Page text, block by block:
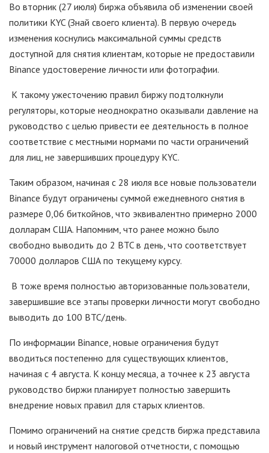
Во вторник (27 июля) биржа объявила об изменении своей
политики KYC (Знай своего клиента). В первую очередь
изменения коснулись максимальной суммы средств
доступной для снятия клиентам, которые не предоставили
Binance удостоверение личности или фотографии.
К такому ужесточению правил биржу подтолкнули
регуляторы, которые неоднократно оказывали давление на
руководство с целью привести ее деятельность в полное
соответствие с местными нормами по части ограничений
для лиц, не завершивших процедуру KYC.
Таким образом, начиная с 28 июля все новые пользователи
Binance будут ограничены суммой ежедневного снятия в
размере 0,06 биткойнов, что эквивалентно примерно 2000
долларам США. Напомним, что ранее можно было
свободно выводить до 2 BTC в день, что соответствует
70000 долларов США по текущему курсу.
В тоже время полностью авторизованные пользователи,
завершившие все этапы проверки личности могут свободно
выводить до 100 BTC/день.
По информации Binance, новые ограничения будут
вводиться постепенно для существующих клиентов,
начиная с 4 августа. К концу месяца, а точнее к 23 августа
руководство биржи планирует полностью завершить
внедрение новых правил для старых клиентов.
Помимо ограничений на снятие средств биржа представила
и новый инструмент налоговой отчетности, с помощью